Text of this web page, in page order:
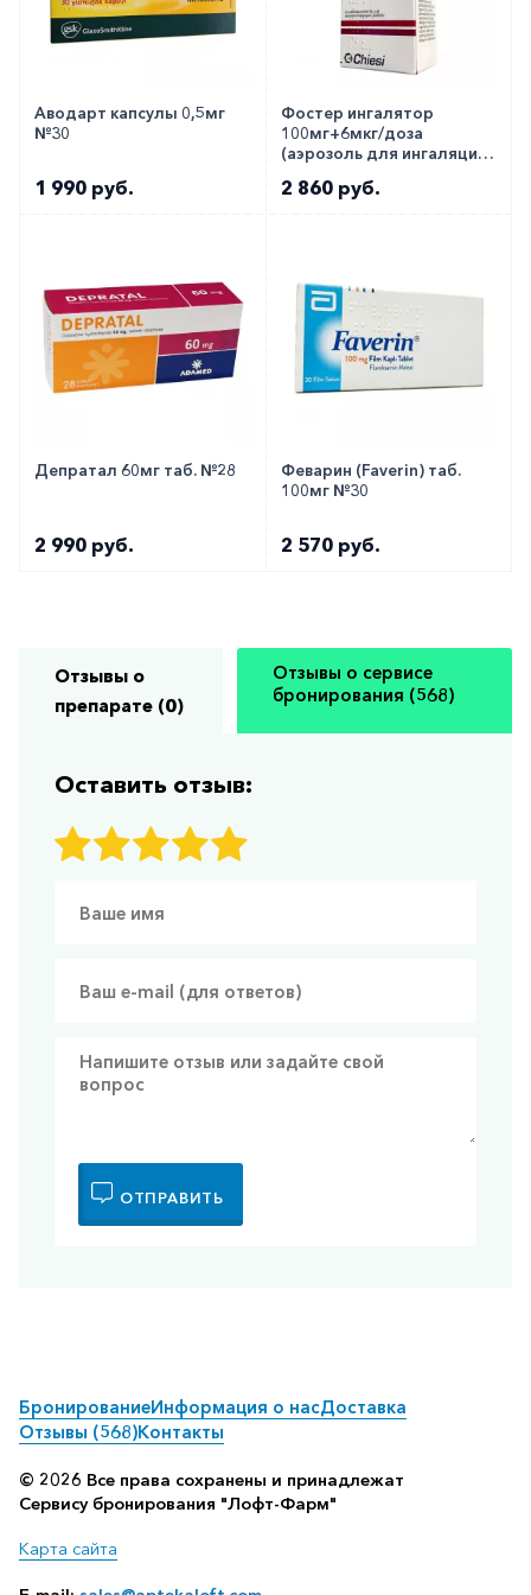
Аводарт капсулы 0,5мг
№30
1 990 руб.
Фостер ингалятор
100мг+6мкг/доза
(аэрозоль для ингаляций)
2 860 руб.
Депратал 60мг таб. №28
2 990 руб.
Феварин (Faverin) таб.
100мг №30
2 570 руб.
Отзывы о
препарате (0)
Отзывы о сервисе
бронирования (568)
Оставить отзыв:
ОТПРАВИТЬ
БронированиеИнформация о насДоставка
Отзывы (568)Контакты
© 2026 Все права сохранены и принадлежат
Сервису бронирования "Лофт-Фарм"
Карта сайта